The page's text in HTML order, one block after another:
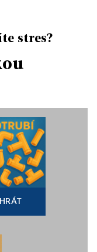
stres?
HRÁT